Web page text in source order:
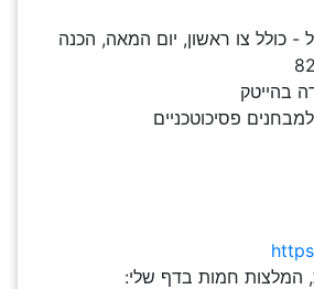
- כולל צו ראשון, יום המאה, הכנה
בהייטק
פסיכוטכניים
המלצות חמות בדף שלי: